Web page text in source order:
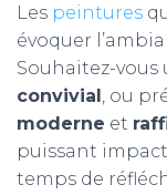
Les peintures
évoquer
Souhaitez-
convivial, ou
moderne et
puissant
temps de